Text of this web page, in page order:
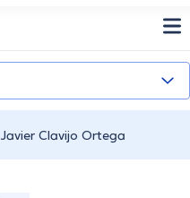
Javier Clavijo Ortega